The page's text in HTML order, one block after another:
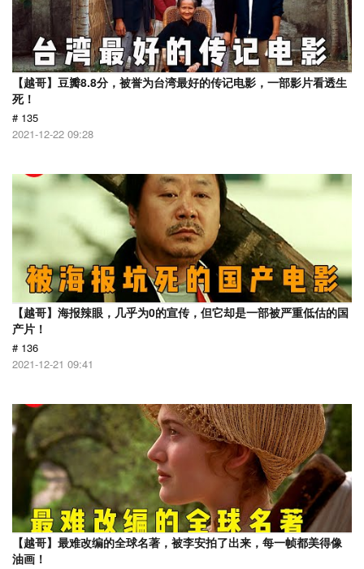
【越哥】豆瓣8.8分，被誉为台湾最好的传记电影，一部影片看透生
死！
# 135
2021-12-22 09:28
【越哥】海报辣眼，几乎为0的宣传，但它却是一部被严重低估的国
产片！
# 136
2021-12-21 09:41
【越哥】最难改编的全球名著，被李安拍了出来，每一帧都美得像
油画！